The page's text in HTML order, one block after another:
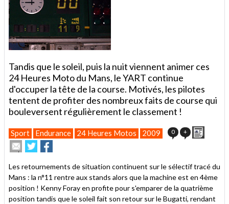
Tandis que le soleil, puis la nuit viennent animer ces
24 Heures Moto du Mans, le YART continue
d'occuper la tête de la course. Motivés, les pilotes
tentent de profiter des nombreux faits de course qui
bouleversent régulièrement le classement !
Sport Endurance 24 Heures Motos 2009 0 +
Envoyer
cet
à
un
ami
Partager
sur
sur
Les retournements de situation continuent sur le sélectif tracé du
Mans : la n°11 rentre aux stands alors que la machine est en 4ème
position ! Kenny Foray en profite pour s'emparer de la quatrième
position tandis que le soleil fait son retour sur le Bugatti, rendant